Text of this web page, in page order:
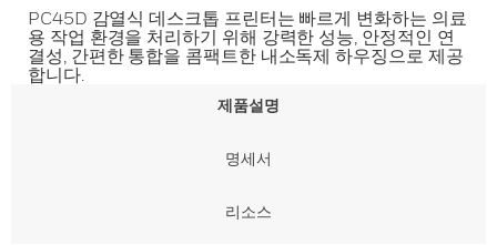
PC45D 감열식 데스크톱 프린터는 빠르게 변화하는 의료
용 작업 환경을 처리하기 위해 강력한 성능, 안정적인 연
결성, 간편한 통합을 콤팩트한 내소독제 하우징으로 제공
합니다.
제품설명
명세서
리소스